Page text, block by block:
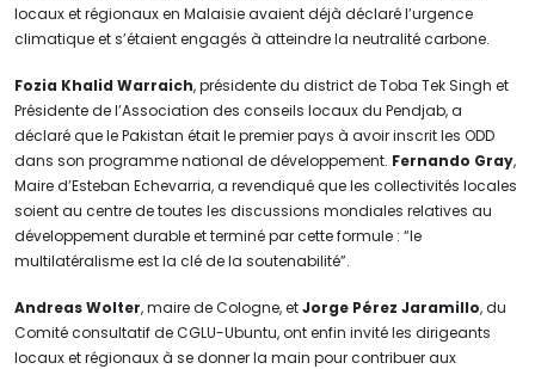
locaux et régionaux en Malaisie avaient déjà déclaré l’urgence
climatique et s’étaient engagés à atteindre la neutralité carbone.
Fozia Khalid Warraich, présidente du district de Toba Tek Singh et
Présidente de l’Association des conseils locaux du Pendjab, a
déclaré que le Pakistan était le premier pays à avoir inscrit les ODD
dans son programme national de développement. Fernando Gray,
Maire d’Esteban Echevarria, a revendiqué que les collectivités locales
soient au centre de toutes les discussions mondiales relatives au
développement durable et terminé par cette formule : “le
multilatéralisme est la clé de la soutenabilité”.
Andreas Wolter, maire de Cologne, etJorge Pérez Jaramillo, du
Comité consultatif de CGLU-Ubuntu, ont enfin invité les dirigeants
locaux et régionaux à se donner la main pour contribuer aux